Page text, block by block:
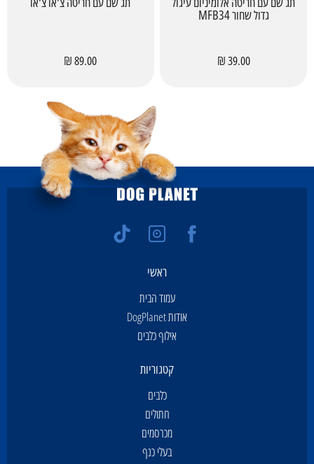
גדול שחור MFB34
39.00 ₪
89.00 ₪
ראשי
עמוד הבית
אודות DogPlanet
אילוף כלבים
קטגוריות
כלבים
חתולים
מכרסמים
בעלי כנף